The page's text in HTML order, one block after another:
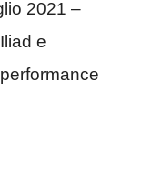
2021 –
e